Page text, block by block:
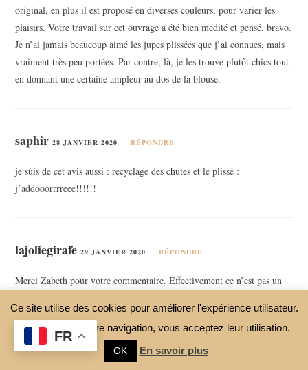
original, en plus il est proposé en diverses couleurs, pour varier les
plaisirs. Votre travail sur cet ouvrage a été bien médité et pensé, bravo.
Je n’ai jamais beaucoup aimé les jupes plissées que j’ai connues, mais
vraiment très peu portées. Par contre, là, je les trouve plutôt chics tout
en donnant une certaine ampleur au dos de la blouse.
saphir28 JANVIER 2020 RÉPONDRE
je suis de cet avis aussi : recyclage des chutes et le plissé :
j’addooorrrreee!!!!!!
lajoliegirafe 29 JANVIER 2020 RÉPONDRE
Merci Zabeth pour votre commentaire. Effectivement ce n’est pas un
maintenant. Vu qu’il est semi ajusté, il est possible d’en réaliser une
version en sweat d’ailleurs;) Avec le jour echelle, cela lui conférerait
un côté casual chic sympa;) Pour l’encolure vous pouvez la descendre
si vous descendez d’autant la limite d’empiècement supérieur et
Ce site utilise des cookies pour améliorer l'expérience utilisateur.
En continuant votre navigation, vous acceptez leur utilisation.
OK En savoir plus
FR